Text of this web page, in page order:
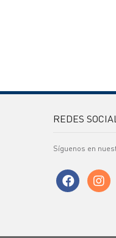
REDES
Síguenos en